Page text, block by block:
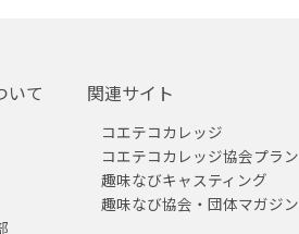
いて 関連サイト
コエテコカレッジ
コエテコカレッジ協会プラン
趣味なびキャスティング
趣味なび協会・団体マガジン